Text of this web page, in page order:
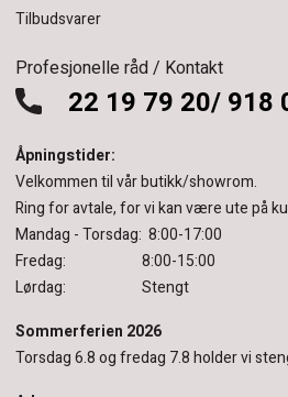
Tilbudsvarer
Profesjonelle råd / Kontakt
22 19 79 20/ 918
Åpningstider:
Velkommen til vår butikk/showrom.
Ring for avtale, for vi kan være ute på
Mandag - Torsdag: 8:00-17:00
Fredag: 8:00-15:00
Lørdag: Stengt
Sommerferien 2026
Torsdag 6.8 og fredag 7.8 holder vi